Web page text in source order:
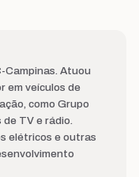
Campinas. Atuou
em veículos de
como Grupo
TV e rádio.
elétricos e outras